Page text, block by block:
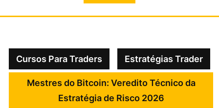
Cursos Para Traders Estratégias Trader
Mestres do Bitcoin: Veredito Técnico da
Estratégia de Risco 2026